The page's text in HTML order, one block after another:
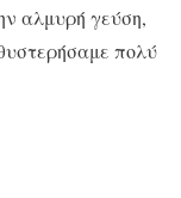
αλμυρή γεύση,
πολύ